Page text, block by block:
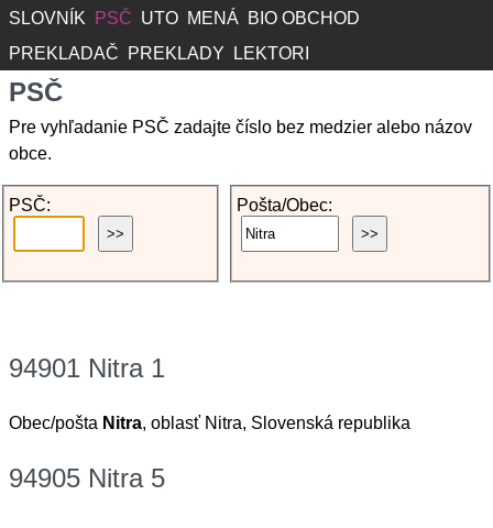
SLOVNÍK PSČ UTO MENÁ
BIO OBCHOD
PREKLADAČ
PREKLADY LEKTORI
PSČ
Pre vyhľadanie PSČ zadajte číslo bez medzier alebo názov
obce.
PSČ: Pošta/Obec:
94901 Nitra 1
Obec/pošta Nitra, oblasť Nitra, Slovenská republika
94905 Nitra 5